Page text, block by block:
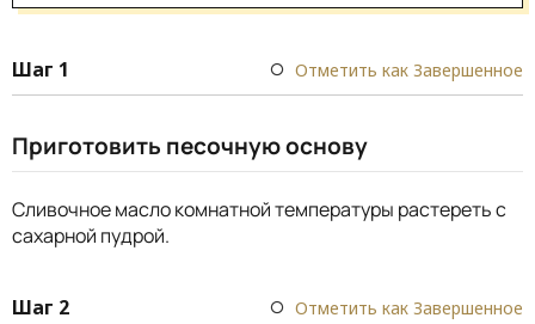
Шаг 1 Отметить как Завершенное
Приготовить песочную основу
Сливочное масло комнатной температуры растереть с
сахарной пудрой.
Шаг 2 Отметить как Завершенное